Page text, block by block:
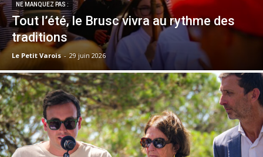
NE MANQUEZ PAS :
Tout l’été, le Brusc vivra au rythme des
traditions
Le Petit Varois - 29 juin 2026